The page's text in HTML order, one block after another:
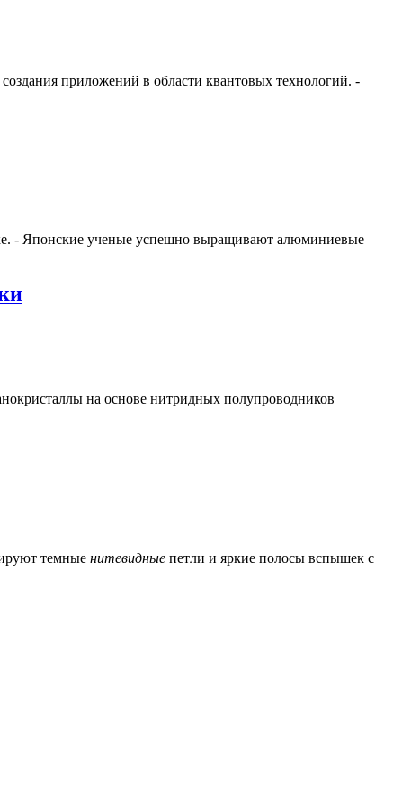
приложений в области квантовых технологий. -
- Японские ученые успешно выращивают алюминиевые
на основе нитридных полупроводников
темные нитевидные петли и яркие полосы вспышек с